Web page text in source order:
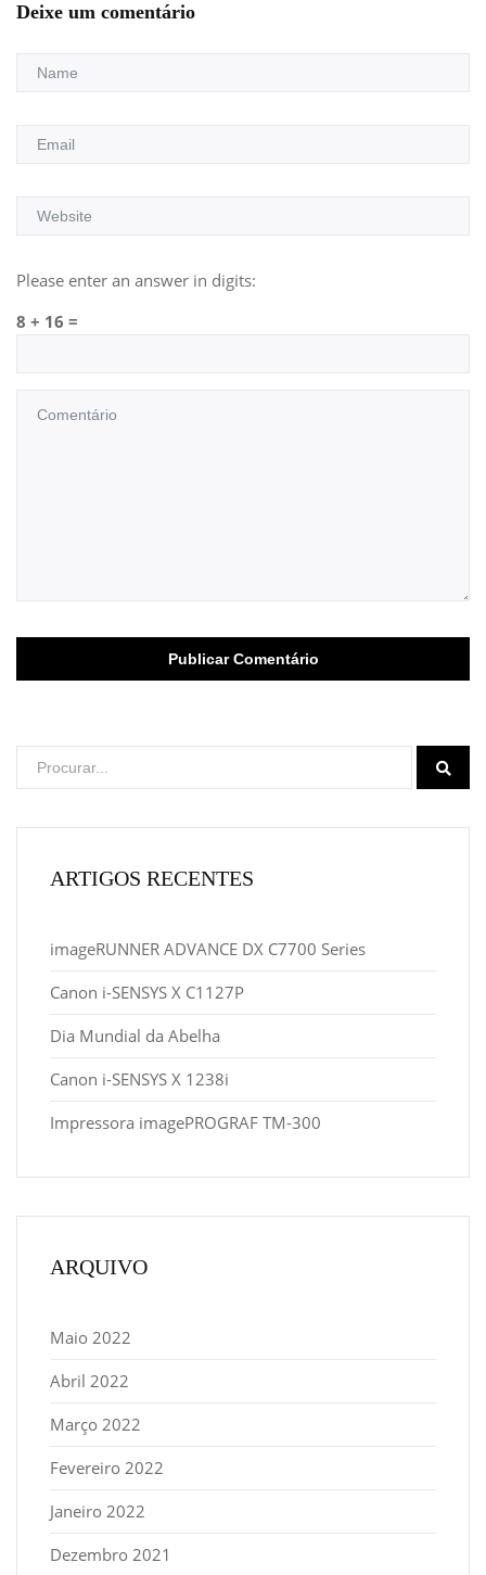
Deixe um comentário
Please enter an answer in digits:
8 + 16 =
ARTIGOS RECENTES
imageRUNNER ADVANCE DX C7700 Series
Canon i-SENSYS X C1127P
Dia Mundial da Abelha
Canon i-SENSYS X 1238i
Impressora imagePROGRAF TM-300
ARQUIVO
Maio 2022
Abril 2022
Março 2022
Fevereiro 2022
Janeiro 2022
Dezembro 2021